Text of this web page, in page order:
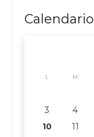
Calendario
L M
3
4
10
11